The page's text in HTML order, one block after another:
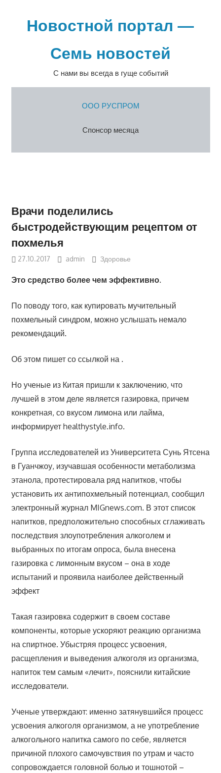
содержимомуНовостной портал —
Семь новостей
С нами вы всегда в гуще событий
ООО РУСПРОМ
Спонсор месяца
Врачи поделились
быстродействующим рецептом от
похмелья
27.10.2017 admin Здоровье
Это средство более чем эффективно.
По поводу того, как купировать мучительный
похмельный синдром, можно услышать немало
рекомендаций.
Об этом пишет со ссылкой на .
Но ученые из Китая пришли к заключению, что
лучшей в этом деле является газировка, причем
конкретная, со вкусом лимона или лайма,
информирует healthystyle.info.
Группа исследователей из Университета Сунь Ятсена
в Гуанчжоу, изучавшая особенности метаболизма
этанола, протестировала ряд напитков, чтобы
установить их антипохмельный потенциал, сообщил
электронный журнал MIGnews.com. В этот список
напитков, предположительно способных сглаживать
последствия злоупотребления алкоголем и
выбранных по итогам опроса, была внесена
газировка с лимонным вкусом – она в ходе
испытаний и проявила наиболее действенный
эффект
Такая газировка содержит в своем составе
компоненты, которые ускоряют реакцию организма
на спиртное. Убыстряя процесс усвоения,
расщепления и выведения алкоголя из организма,
напиток тем самым «лечит», пояснили китайские
исследователи.
Ученые утверждают: именно затянувшийся процесс
усвоения алкоголя организмом, а не употребление
алкогольного напитка самого по себе, является
причиной плохого самочувствия по утрам и часто
сопровождается головной болью и тошнотой –